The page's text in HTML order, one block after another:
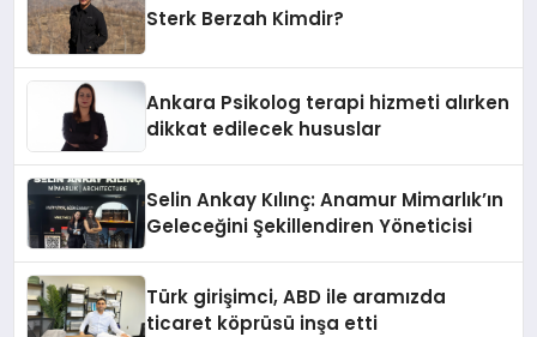
Sterk Berzah Kimdir?
Ankara Psikolog terapi hizmeti alırken
dikkat edilecek hususlar
Selin Ankay Kılınç: Anamur Mimarlık’ın
Geleceğini Şekillendiren Yöneticisi
Türk girişimci, ABD ile aramızda
ticaret köprüsü inşa etti